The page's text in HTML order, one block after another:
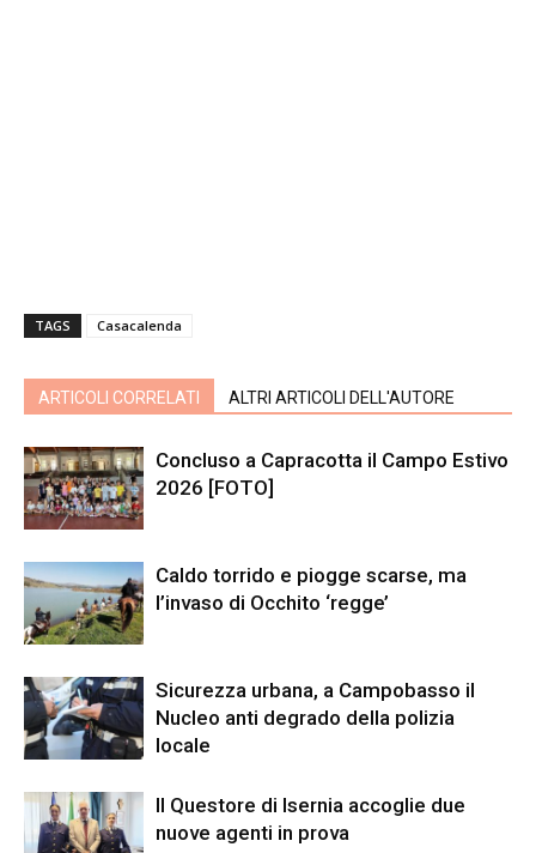
TAGS Casacalenda
ARTICOLI CORRELATI ALTRI ARTICOLI DELL'AUTORE
Concluso a Capracotta il Campo Estivo
2026 [FOTO]
Caldo torrido e piogge scarse, ma
l’invaso di Occhito ‘regge’
Sicurezza urbana, a Campobasso il
Nucleo anti degrado della polizia
locale
Il Questore di Isernia accoglie due
nuove agenti in prova